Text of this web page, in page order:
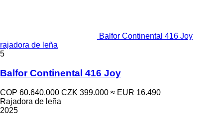
Balfor Continental 416 Joy
rajadora de leña
5
Balfor Continental 416 Joy
COP 60.640.000 CZK 399.000 ≈ EUR 16.490
Rajadora de leña
2025